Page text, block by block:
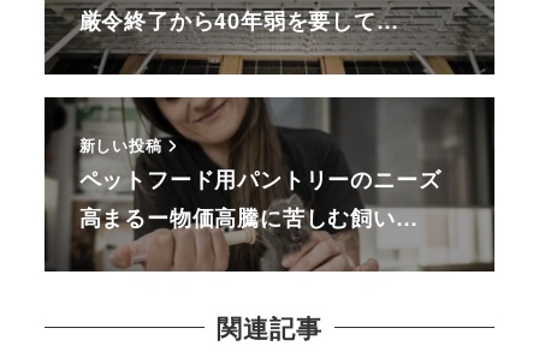
厳令終了から40年弱を要して…
新しい投稿
ペットフード用パントリーのニーズ
高まるー物価高騰に苦しむ飼い…
関連記事